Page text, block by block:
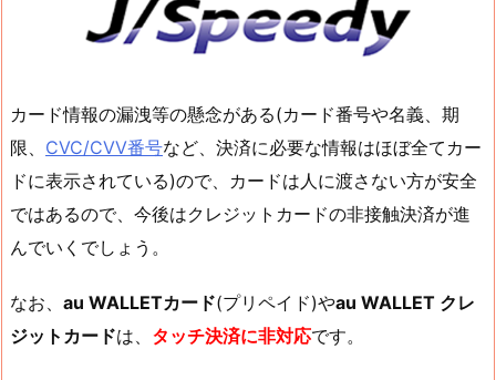
カード情報の漏洩等の懸念がある(カード番号や名義、期
限、 CVC/CVV番号など、決済に必要な情報はほぼ全てカー
ドに表示されている)ので、カードは人に渡さない方が安全
ではあるので、今後はクレジットカードの非接触決済が進
んでいくでしょう。
なお、 au WALLETカード(プリペイド)やau WALLET クレ
ジットカードは、 タッチ決済に非対応です。